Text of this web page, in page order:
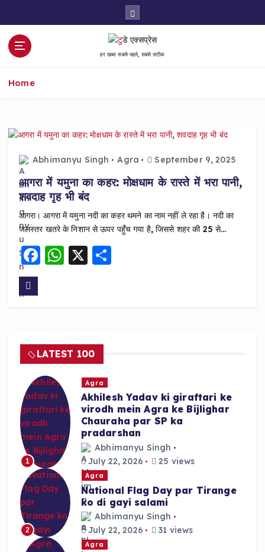
हर खबर सबसे पहले, सबसे सटीक
Home
Abhimanyu Singh Agra September 9, 2025
आगरा में यमुना का कहर: मोक्षधाम के रास्ते में भरा पानी,
शवदाह गृह भी बंद
आगरा। आगरा में यमुना नदी का कहर थमने का नाम नहीं ले रहा है। नदी का
जलस्तर खतरे के निशान से ऊपर पहुँच गया है, जिससे शहर की 25 से…
F
o
o
k
W
p
p
X S
LATEST 100
1
Agra
Akhilesh Yadav ki giraftari ke
virodh mein Agra ke Bijlighar
Chauraha par SP ka
pradarshan
Abhimanyu Singh
July 22, 2026
25 views
2
Agra
National Flag Day par Tirange
ko di gayi salami
Abhimanyu Singh
July 22, 2026
31 views
Agra